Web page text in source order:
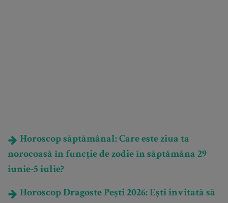
Horoscop săptămânal: Care este ziua ta
norocoasă în funcție de zodie în săptămâna 29
iunie-5 iulie?
Horoscop Dragoste Pești 2026: Ești invitată să